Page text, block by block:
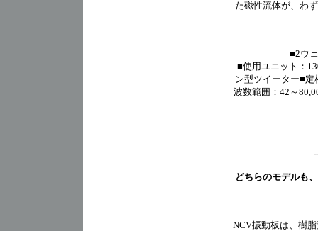
た磁性流体が、わ
■2ウ
■使用ユニット：
ン型ツイーター■定
波数範囲：42～
どちらのモデルも
NCV振動板は、樹